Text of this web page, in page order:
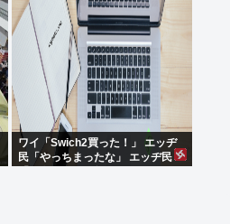
ワイ「Swich2買った！」 エッヂ
民「やっちまったな」 エッヂ民